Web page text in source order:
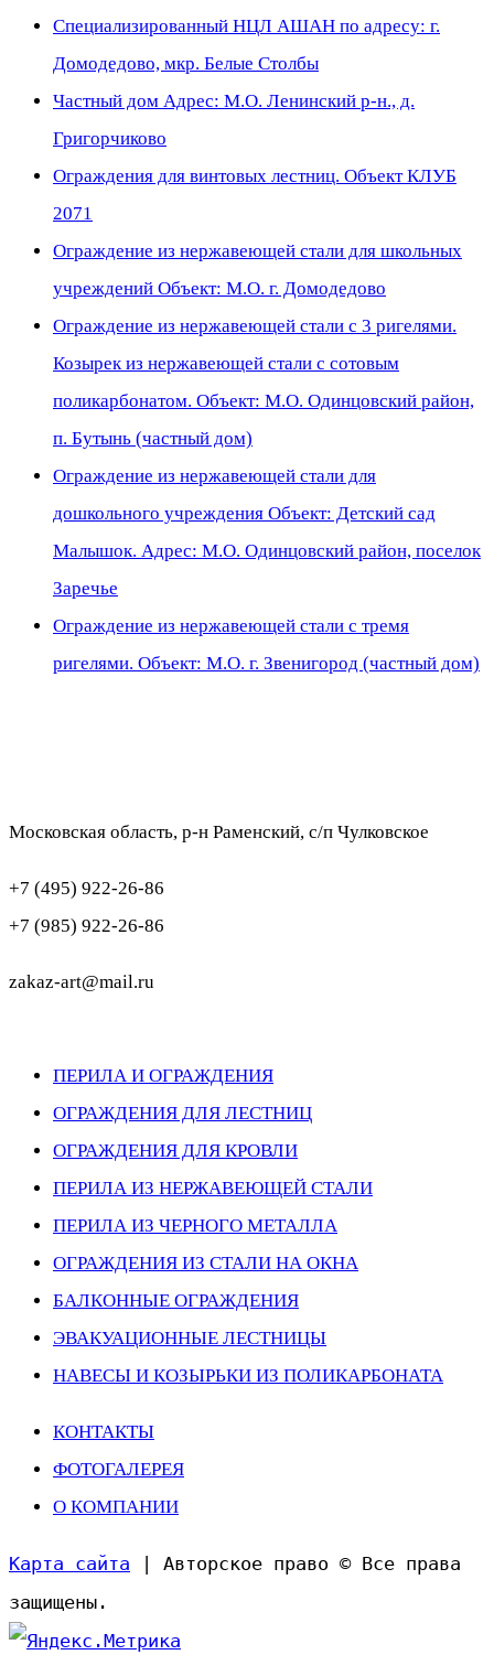
Специализированный НЦЛ АШАН по адресу: г.
Домодедово, мкр. Белые Столбы
Частный дом Адрес: М.О. Ленинский р-н., д.
Григорчиково
Ограждения для винтовых лестниц. Объект КЛУБ
2071
Ограждение из нержавеющей стали для школьных
учреждений Объект: М.О. г. Домодедово
Ограждение из нержавеющей стали с 3 ригелями.
Козырек из нержавеющей стали с сотовым
поликарбонатом. Объект: М.О. Одинцовский район,
п. Бутынь (частный дом)
Ограждение из нержавеющей стали для
дошкольного учреждения Объект: Детский сад
Малышок. Адрес: М.О. Одинцовский район, поселок
Заречье
Ограждение из нержавеющей стали с тремя
ригелями. Объект: М.О. г. Звенигород (частный дом)
Московская область, р-н Раменский, с/п Чулковское
+7 (495) 922-26-86
+7 (985) 922-26-86
zakaz-art@mail.ru
ПЕРИЛА И ОГРАЖДЕНИЯ
ОГРАЖДЕНИЯ ДЛЯ ЛЕСТНИЦ
ОГРАЖДЕНИЯ ДЛЯ КРОВЛИ
ПЕРИЛА ИЗ НЕРЖАВЕЮЩЕЙ СТАЛИ
ПЕРИЛА ИЗ ЧЕРНОГО МЕТАЛЛА
ОГРАЖДЕНИЯ ИЗ СТАЛИ НА ОКНА
БАЛКОННЫЕ ОГРАЖДЕНИЯ
ЭВАКУАЦИОННЫЕ ЛЕСТНИЦЫ
НАВЕСЫ И КОЗЫРЬКИ ИЗ ПОЛИКАРБОНАТА
КОНТАКТЫ
ФОТОГАЛЕРЕЯ
О КОМПАНИИ
Карта сайта | Авторское право © Все права
защищены.
Прокрутить